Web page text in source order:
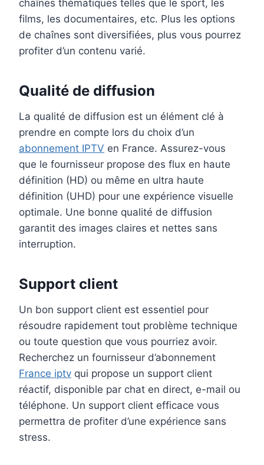
chaînes thématiques telles que le sport, les
films, les documentaires, etc. Plus les options
de chaînes sont diversifiées, plus vous pourrez
profiter d’un contenu varié.
Qualité de diffusion
La qualité de diffusion est un élément clé à
prendre en compte lors du choix d’un
abonnement IPTV en France. Assurez-vous
que le fournisseur propose des flux en haute
définition (HD) ou même en ultra haute
définition (UHD) pour une expérience visuelle
optimale. Une bonne qualité de diffusion
garantit des images claires et nettes sans
interruption.
Support client
Un bon support client est essentiel pour
résoudre rapidement tout problème technique
ou toute question que vous pourriez avoir.
Recherchez un fournisseur d’abonnement
France iptv qui propose un support client
réactif, disponible par chat en direct, e-mail ou
téléphone. Un support client efficace vous
permettra de profiter d’une expérience sans
stress.